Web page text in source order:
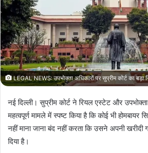
LEGAL NEWS: उपभोक्ता अधिकारों पर सुप्रीम कोर्ट का बड़ा
नई दिल्ली। सुप्रीम कोर्ट ने रियल एस्टेट और
महत्वपूर्ण मामले में स्पष्ट किया है कि कोई भी होमबायर
नहीं माना जाना बंद नहीं करता कि उसने अपनी खरीदी
दिया है।